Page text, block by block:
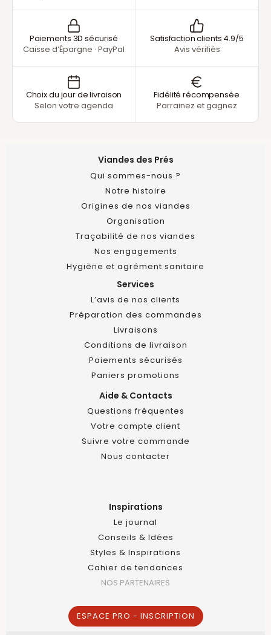
Paiements 3D sécurisé
Caisse d’Épargne · PayPal
Satisfaction clients 4.9/5
Avis vérifiés
Choix du jour de livraison
Selon votre agenda
Fidélité récompensée
Parrainez et gagnez
Viandes des Prés
Qui sommes-nous ?
Notre histoire
Origines de nos viandes
Organisation
Traçabilité de nos viandes
Nos engagements
Hygiène et agrément sanitaire
Services
L’avis de nos clients
Préparation des commandes
Livraisons
Conditions de livraison
Paiements sécurisés
Paniers promotions
Aide & Contacts
Questions fréquentes
Votre compte client
Suivre votre commande
Nous contacter
Inspirations
Le journal
Conseils & Idées
Styles & Inspirations
Cahier de tendances
NOS PARTENAIRES
ESPACE PRO - INSCRIPTION